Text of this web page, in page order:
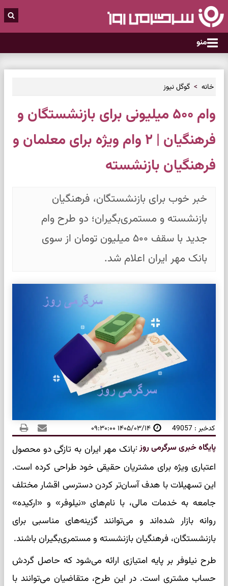
منو
خانه گوگل نیوز
وام ۵۰۰ میلیونی برای بازنشستگان و
فرهنگیان | ۲ وام ویژه برای معلمان و
فرهنگیان بازنشسته
خبر خوب برای بازنشستگان، فرهنگیان
بازنشسته و مستمری‌بگیران؛ دو طرح وام
جدید با سقف ۵۰۰ میلیون تومان از سوی
بانک مهر ایران اعلام شد.
کدخبر : 49057 ۱۴۰۵/۰۳/۱۴ ۰۹:۳۰:۰۰
پایگاه خبری سرگرمی روز:بانک مهر ایران به تازگی دو محصول
اعتباری ویژه برای مشتریان حقیقی خود طراحی کرده است.
این تسهیلات با هدف آسان‌تر کردن دسترسی اقشار مختلف
جامعه به خدمات مالی، با نام‌های «نیلوفر» و «ارکیده»
روانه بازار شده‌اند و می‌توانند گزینه‌های مناسبی برای
بازنشستگان، فرهنگیان بازنشسته و مستمری‌بگیران باشند.
طرح نیلوفر بر پایه امتیازی ارائه می‌شود که حاصل گردش
حساب مشتری است. در این طرح، متقاضیان می‌توانند با